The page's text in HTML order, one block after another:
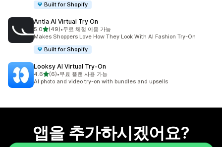
Built for Shopify
Antla AI Virtual Try On
5.0별 5개 중
(49)
총 리뷰 49개
•무료 체험 이용 가능
Makes Shoppers Love How They Look With AI Fashion Try-On
Built for Shopify
Looksy AI Virtual Try‑On
4.6별 5개 중
(6)
총 리뷰 6개
•무료 플랜 사용 가능
AI photo and video try-on with bundles and upsells
앱을 추가하시겠어요?